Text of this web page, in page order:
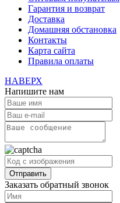
Гарантия и возврат
Доставка
Домашняя обстановка
Контакты
Карта сайта
Правила оплаты
НАВЕРХ
Напишите нам
Заказать обратный звонок